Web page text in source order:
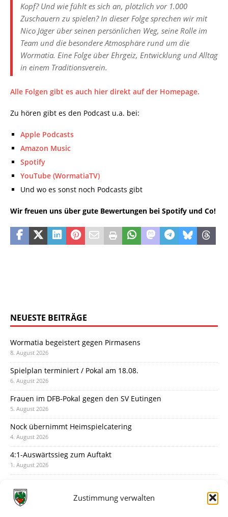
Zustimmung verwalten
Kopf? Und wie fühlt es sich an, plötzlich vor 1.000
Zuschauern zu spielen? In dieser Folge sprechen wir mit
Nico Jäger über seinen persönlichen Weg, seine Rolle im
Team und die besondere Atmosphäre rund um die
Wormatia. Eine Folge über Ehrgeiz, Entwicklung und Alltag
in einem Traditionsverein.
Alle Folgen gibt es auch hier direkt auf der Homepage.
Zu hören gibt es den Podcast u.a. bei:
Apple Podcasts
Amazon Music
Spotify
YouTube (WormatiaTV)
Und wo es sonst noch Podcasts gibt
Wir freuen uns über gute Bewertungen bei Spotify und Co!
NEUESTE BEITRÄGE
Wormatia begeistert gegen Pirmasens
8. August 2026
Spielplan terminiert / Pokal am 18.08.
6. August 2026
Frauen im DFB-Pokal gegen den SV Eutingen
5. August 2026
Nock übernimmt Heimspielcatering
4. August 2026
4:1-Auswärtssieg zum Auftakt
1. August 2026
31. Juli 2026